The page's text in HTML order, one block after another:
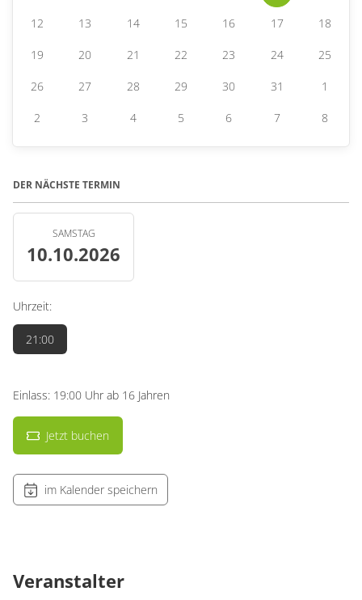
12 13 14 15 16 17 18
19 20 21 22 23 24 25
26 27 28 29 30 31 1
2 3 4 5 6 7 8
DER NÄCHSTE TERMIN
SAMSTAG
10.10.2026
Uhrzeit:
21:00
Einlass: 19:00 Uhr ab 16 Jahren
Jetzt buchen
im Kalender speichern
Veranstalter